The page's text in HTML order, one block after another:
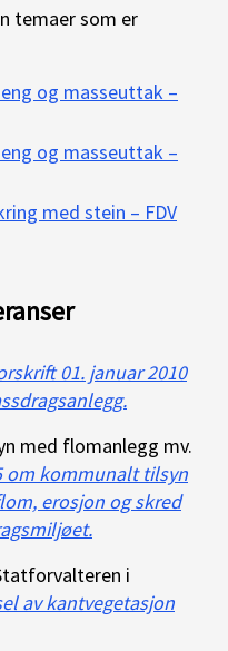
temaer som er
og masseuttak –
og masseuttak –
med stein – FDV
01. januar 2010
med flomanlegg mv.
om kommunalt tilsyn
erosjon og skred
i
av kantvegetasjon